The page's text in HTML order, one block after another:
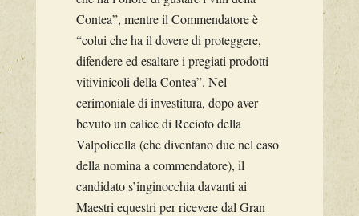
Contea”, mentre il Commendatore è
“colui che ha il dovere di proteggere,
difendere ed esaltare i pregiati prodotti
vitivinicoli della Contea”. Nel
cerimoniale di investitura, dopo aver
bevuto un calice di Recioto della
Valpolicella (che diventano due nel caso
della nomina a commendatore), il
candidato s’inginocchia davanti ai
Maestri equestri per ricevere dal Gran